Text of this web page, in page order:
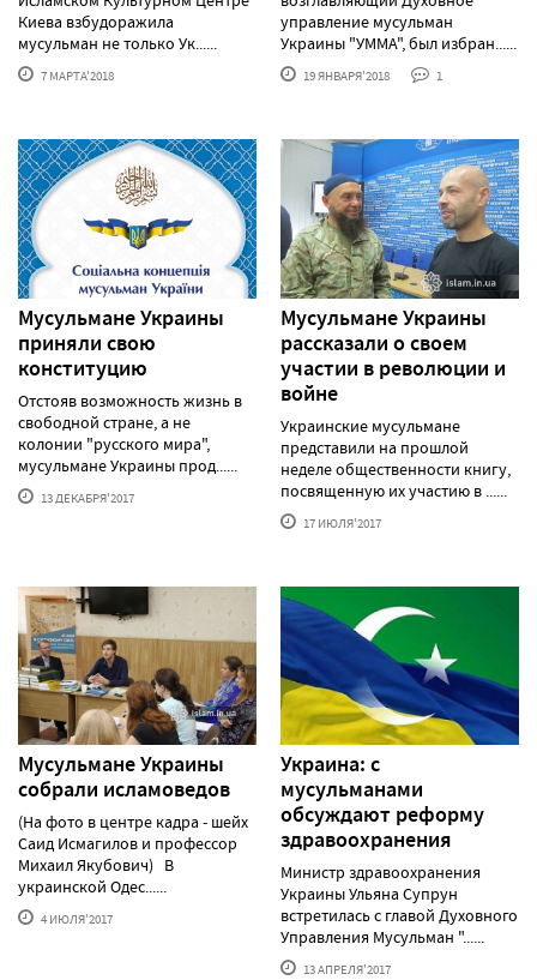
Киева взбудоражила
мусульман не только Ук......
7 МАРТА'2018
управление мусульман
Украины "УММА", был избран......
19 ЯНВАРЯ'2018 1
Мусульмане Украины
приняли свою
конституцию
Отстояв возможность жизнь в
свободной стране, а не
колонии "русского мира",
мусульмане Украины прод......
13 ДЕКАБРЯ'2017
Мусульмане Украины
рассказали о своем
участии в революции и
войне
Украинские мусульмане
представили на прошлой
неделе общественности книгу,
посвященную их участию в ......
17 ИЮЛЯ'2017
Мусульмане Украины
собрали исламоведов
(На фото в центре кадра - шейх
Саид Исмагилов и профессор
Михаил Якубович) В
украинской Одес......
4 ИЮЛЯ'2017
Украина: с
мусульманами
обсуждают реформу
здравоохранения
Министр здравоохранения
Украины Ульяна Супрун
встретилась с главой Духовного
Управления Мусульман "......
13 АПРЕЛЯ'2017